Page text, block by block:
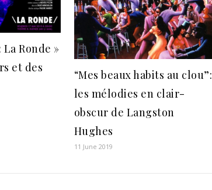
Ronde »
et des
“Mes beaux habits au clou”:
les mélodies en clair-
obscur de Langston
Hughes
11 June 2019